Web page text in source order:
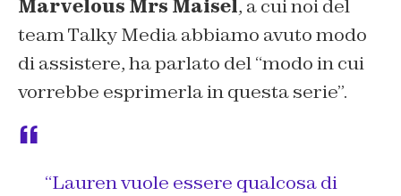
Marvelous Mrs Maisel, a cui noi del
team Talky Media abbiamo avuto modo
di assistere, ha parlato del“modo in cui
vorrebbe esprimerla in questa serie”.
“Lauren vuole essere qualcosa di